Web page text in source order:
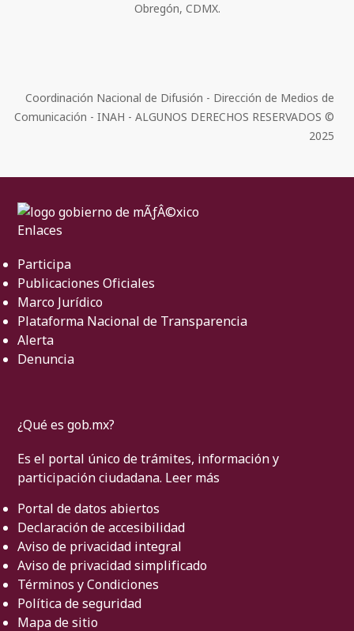
Obregón, CDMX.
Coordinación Nacional de Difusión - Dirección de Medios de
Comunicación - INAH - ALGUNOS DERECHOS RESERVADOS ©
2025
Enlaces
Participa
Publicaciones Oficiales
Marco Jurídico
Plataforma Nacional de Transparencia
Alerta
Denuncia
¿Qué es gob.mx?
Es el portal único de trámites, información y
participación ciudadana. Leer más
Portal de datos abiertos
Declaración de accesibilidad
Aviso de privacidad integral
Aviso de privacidad simplificado
Términos y Condiciones
Política de seguridad
Mapa de sitio